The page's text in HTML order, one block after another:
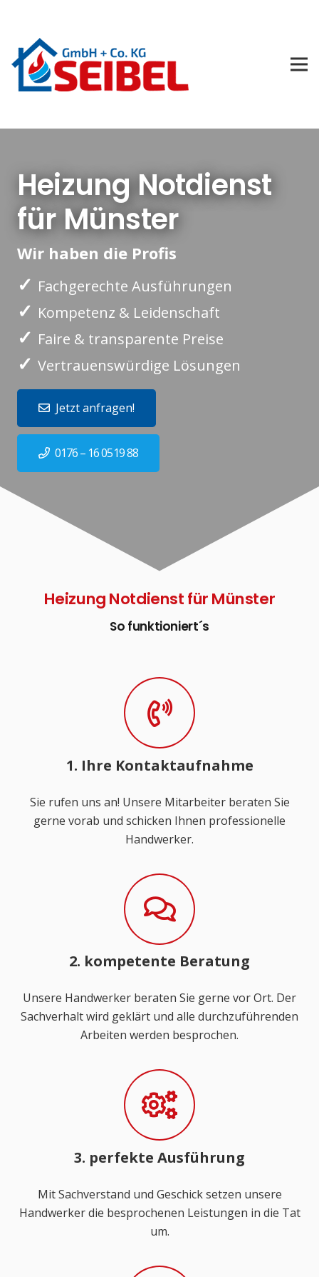
Heizung Notdienst
für Münster
Wir haben die Profis
✓ Fachgerechte Ausführungen
✓ Kompetenz & Leidenschaft
✓ Faire & transparente Preise
✓ Vertrauenswürdige Lösungen
Jetzt anfragen!
0176 – 16 0519 88
Heizung Notdienst für Münster
So funktioniert´s
1. Ihre Kontaktaufnahme
Sie rufen uns an! Unsere Mitarbeiter beraten Sie
gerne vorab und schicken Ihnen professionelle
Handwerker.
2. kompetente Beratung
Unsere Handwerker beraten Sie gerne vor Ort. Der
Sachverhalt wird geklärt und alle durchzuführenden
Arbeiten werden besprochen.
3. perfekte Ausführung
Mit Sachverstand und Geschick setzen unsere
Handwerker die besprochenen Leistungen in die Tat
um.